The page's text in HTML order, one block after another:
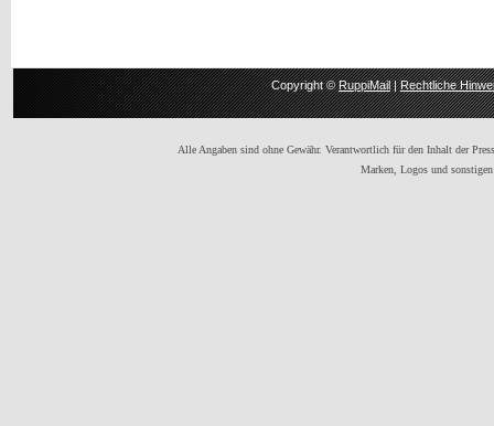
Copyright ©RuppiMail|Rechtliche
Alle Angaben sind ohne Gewähr. Verantwortlich für den Inhalt der
Marken, Logos und